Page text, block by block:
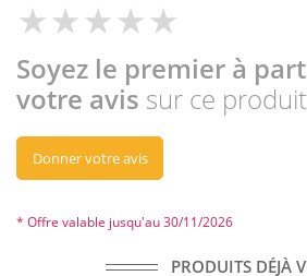
Soyez le premier à
votre avis sur ce produit
Donner votre avis
* Offre valable jusqu'au 30/11/2026
PRODUITS DÉJÀ